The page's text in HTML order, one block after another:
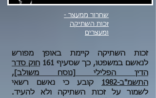
שחרור ממעצר -
זכות השתיקה
ומעצרים
זכות השתיקה קיימת באופן מפורש
לנאשם במשפטו, כך שסעיף 161
חוק סדר
הדין הפלילי [נוסח משולב],
התשמ"ב-1982
קובע כי נאשם רשאי
לשמור על זכות השתיקה ולא להעיד.